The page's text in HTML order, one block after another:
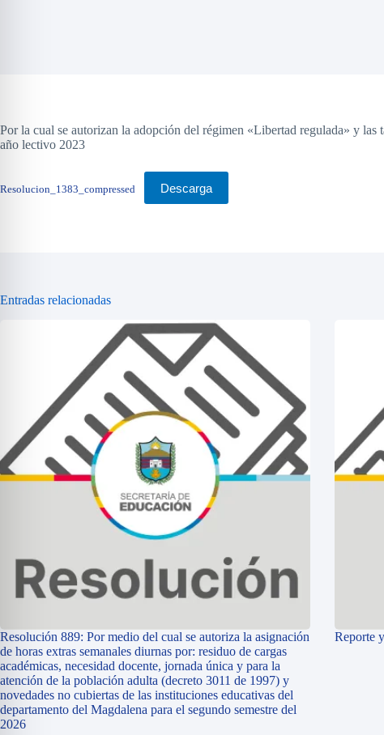
Por la cual se autorizan la adopción del régimen «Libertad regulada» y
año lectivo 2023
Resolucion_1383_compressed Descarga
Entradas relacionadas
Resolución 889: Por medio del cual se autoriza la asignación
de horas extras semanales diurnas por: residuo de cargas
académicas, necesidad docente, jornada única y para la
atención de la población adulta (decreto 3011 de 1997) y
novedades no cubiertas de las instituciones educativas del
departamento del Magdalena para el segundo semestre del
2026
Reporte